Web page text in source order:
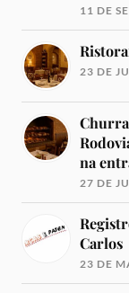
11 DE
23 DE
na
27 DE
Carlos
23 DE